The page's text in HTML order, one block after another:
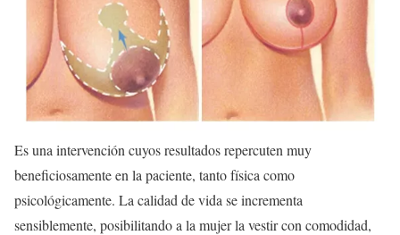
Es una intervención cuyos resultados repercuten muy
beneficiosamente en la paciente, tanto física como
psicológicamente. La calidad de vida se incrementa
sensiblemente, posibilitando a la mujer la vestir con comodidad,